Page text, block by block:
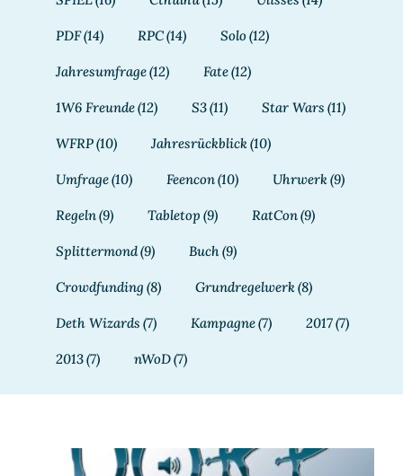
PDF(14) RPC(14) Solo(12)
Jahresumfrage(12) Fate(12)
1W6 Freunde(12) S3(11) Star Wars (11)
WFRP(10) Jahresrückblick(10)
Umfrage(10) Feencon(10) Uhrwerk(9)
Regeln(9) Tabletop (9) RatCon(9)
Splittermond(9) Buch(9)
Crowdfunding (8) Grundregelwerk(8)
Deth Wizards (7) Kampagne(7) 2017(7)
2013(7) nWoD(7)